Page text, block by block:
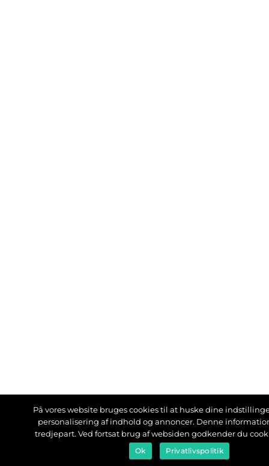
På vores website bruges cookies til at huske dine
personalisering af indhold og annoncer. Denne
tredjepart. Ved fortsat brug af websiden godkender du
Ok Privatlivspolitik